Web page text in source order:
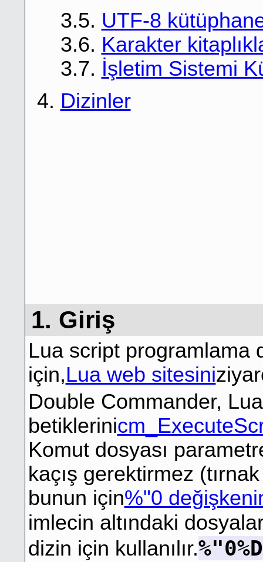
3.5. UTF-8
3.6. Karakter
3.7. İşletim Sistemi
4. Dizinler
1. Giriş
Lua script programlama
için,Lua web sitesini
Double Commander, Lua
betiklerini
Komut dosyası
kaçış gerektirmez
bunun için%"0
imlecin altındaki
dizin için kullanılır.%"0%D